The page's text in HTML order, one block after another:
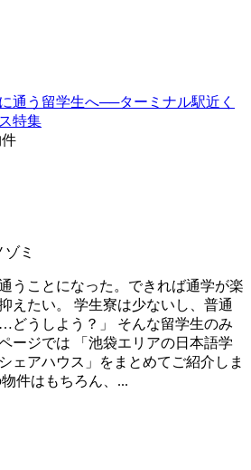
通う留学生へ──ターミナル駅近く
特集
ミ
うことになった。できれば通学が楽
えたい。 学生寮は少ないし、普通
どうしよう？」 そんな留学生のみ
ージでは 「池袋エリアの日本語学
ェアハウス」をまとめてご紹介しま
件はもちろん、...